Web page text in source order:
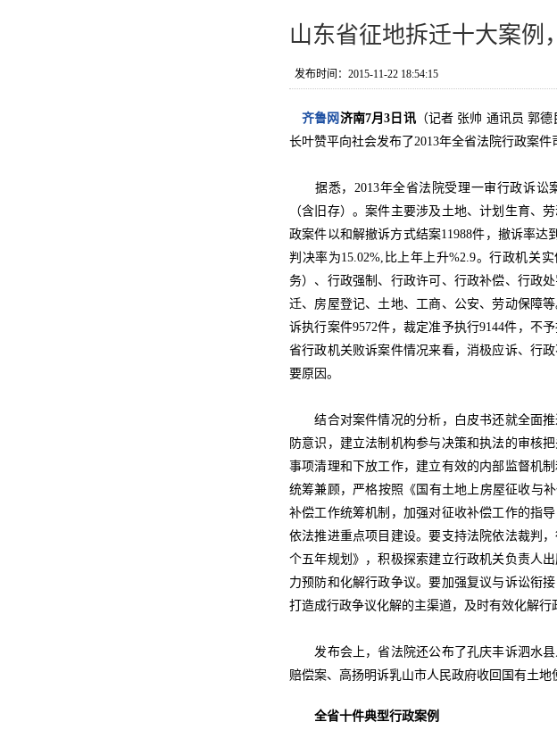
山东省征地拆迁十大案例
发布时间：2015-11-22 18:54:15
齐鲁网 济南7月3日讯（记者 张帅 通讯员 郭
长叶赞平向社会发布了2013年全省法院行政案件
据悉，2013年全省法院受理一审行政诉讼案
（含旧存）。案件主要涉及土地、计划生育、
政案件以和解撤诉方式结案11988件，撤诉率达
判决率为15.02%,比上年上升%2.9。行政机关
务）、行政强制、行政许可、行政补偿、行政
迁、房屋登记、土地、工商、公安、劳动保障
诉执行案件9572件，裁定准予执行9144件，不
省行政机关败诉案件情况来看，消极应诉、行
要原因。
结合对案件情况的分析，白皮书还就全面推
防意识，建立法制机构参与决策和执法的审核
事项清理和下放工作，建立有效的内部监督机
统筹兼顾，严格按照《国有土地上房屋征收与
补偿工作统筹机制，加强对征收补偿工作的指
依法推进重点项目建设。要支持法院依法裁判
个五年规划》，积极探索建立行政机关负责人
力预防和化解行政争议。要加强复议与诉讼衔
打造成行政争议化解的主渠道，及时有效化解行
发布会上，省法院还公布了孔庆丰诉泗水县
赔偿案、高扬明诉乳山市人民政府收回国有土地
全省十件典型行政案例